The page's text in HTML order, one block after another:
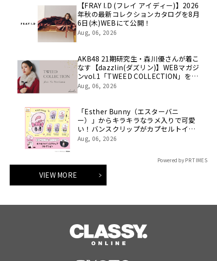
【FRAY I.D (フレイ アイディー)】2026
年秋の最新コレクションカタログを8月
6日(木)WEBにて公開！
Aug, 06, 2026
AKB48 21期研究生・森川優さんが着こ
なす【dazzlin(ダズリン)】WEBマガジ
ンvol.1「TWEED COLLECTION」を8
月6日(木)に公開。
Aug, 06, 2026
「Esther Bunny（エスターバニ
ー）」からキラキラなラメ入りで可愛
い！バンスクリップがカプセルトイに
登場！
Aug, 06, 2026
Powered by PR TIMES
VIEW MORE